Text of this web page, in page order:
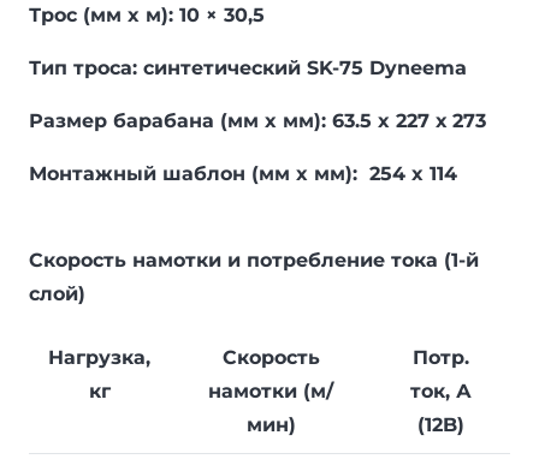
Трос (мм x м): 10 × 30,5
Тип троса: синтетический SK-75 Dyneema
Размер барабана (мм x мм): 63.5 x 227 х 273
Монтажный шаблон (мм x мм): 254 x 114
Скорость намотки и потребление тока (1-й
слой)
Нагрузка,
кг
Скорость
намотки (м/
мин)
Потр.
ток, А
(12B)